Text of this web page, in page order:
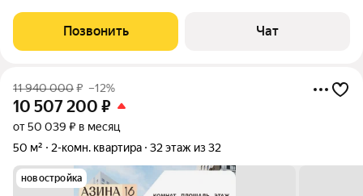
Екатеринбург, ул. Азина 22/2. Дом монолитно-кирпичный,
2020 г. постройки. Квартира с отделкой
Позвонить Чат
11 940 000₽ –12%
10 507 200 ₽
от 50 039 ₽ в месяц
50 м²
2-комн. квартира 32 этаж из 32
новостройка